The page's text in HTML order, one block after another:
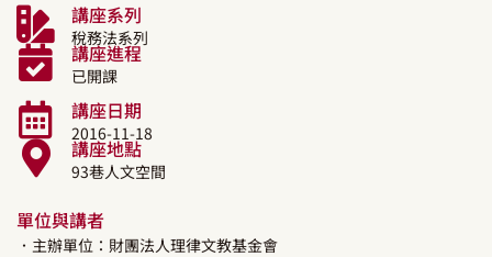
講座系列
稅務法系列
講座進程
已開課
講座日期
2016-11-18
講座地點
93巷人文空間
單位與講者
．主辦單位：財團法人理律文教基金會